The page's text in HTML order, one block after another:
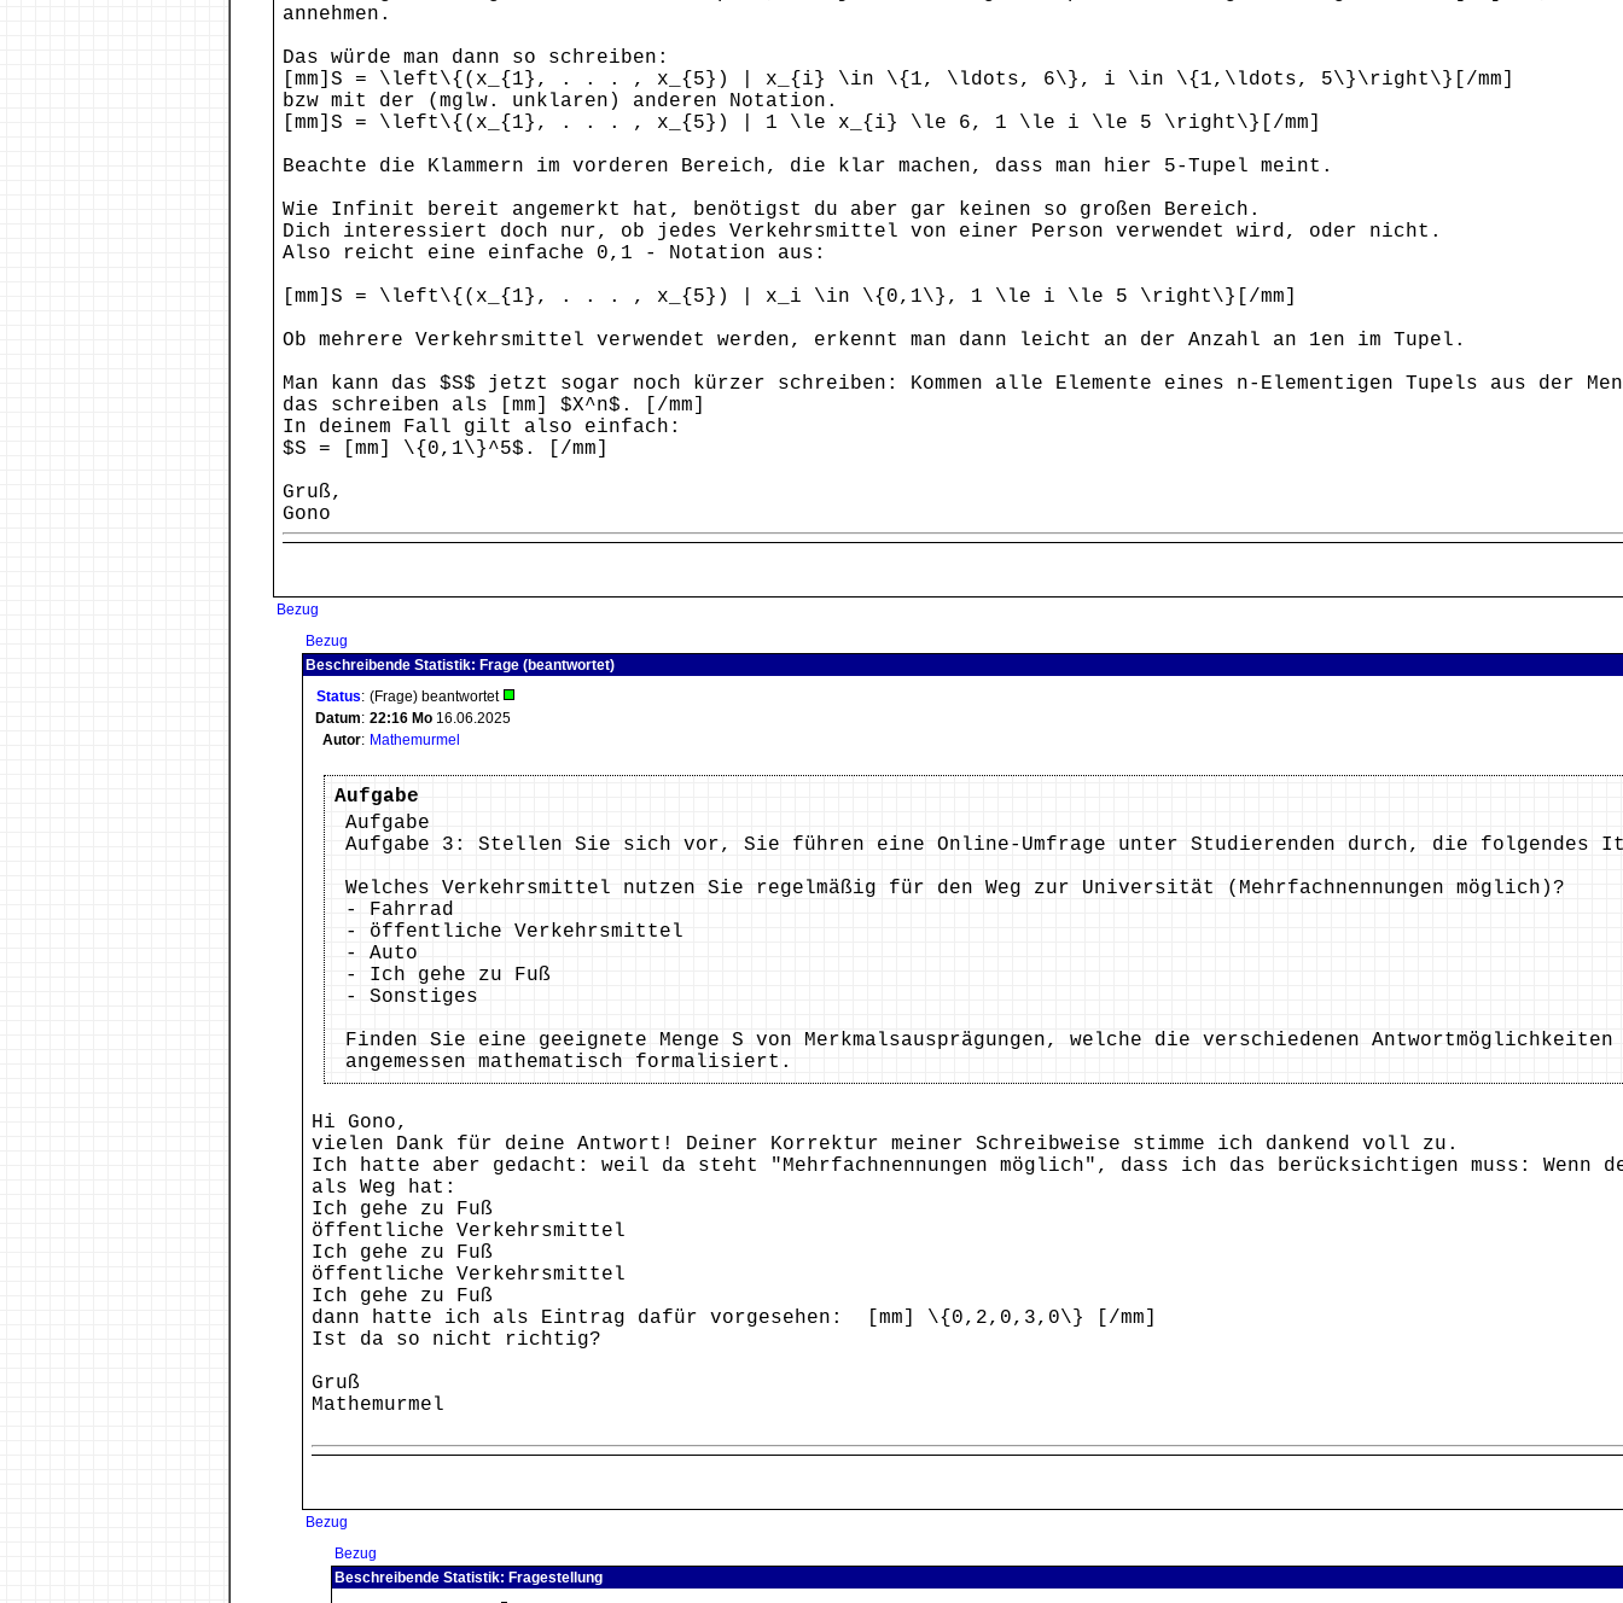
annehmen.
Das würde man dann so schreiben:
[mm]S = \left\{(x_{1}, . . . , x_{5}) | x_{i} \in \{1, \ldots, 6\}, i \in \{1,\ldots, 5\}\right\}[/mm]
bzw mit der (mglw. unklaren) anderen Notation.
[mm]S = \left\{(x_{1}, . . . , x_{5}) | 1 \le x_{i} \le 6, 1 \le i \le 5 \right\}[/mm]
Beachte die Klammern im vorderen Bereich, die klar machen, dass man hier 5-Tupel meint.
Wie Infinit bereit angemerkt hat, benötigst du aber gar keinen so großen Bereich.
Dich interessiert doch nur, ob jedes Verkehrsmittel von einer Person verwendet wird, oder nicht.
Also reicht eine einfache 0,1 - Notation aus:
[mm]S = \left\{(x_{1}, . . . , x_{5}) | x_i \in \{0,1\}, 1 \le i \le 5 \right\}[/mm]
Ob mehrere Verkehrsmittel verwendet werden, erkennt man dann leicht an der Anzahl an 1en im Tupel.
Man kann das $S$ jetzt sogar noch kürzer schreiben: Kommen alle Elemente eines n-Elementigen Tupels aus der
das schreiben als [mm] $X^n$. [/mm]
In deinem Fall gilt also einfach:
$S = [mm] \{0,1\}^5$. [/mm]
Gruß,
Gono
Bezug
Bezug
Beschreibende Statistik: Frage (beantwortet)
Status: (Frage) beantwortet
Datum: 22:16 Mo 16.06.2025
Autor: Mathemurmel
Aufgabe
Aufgabe
Aufgabe 3: Stellen Sie sich vor, Sie führen eine Online-Umfrage unter Studierenden durch, die folgendes
Welches Verkehrsmittel nutzen Sie regelmäßig für den Weg zur Universität (Mehrfachnennungen möglich)?
- Fahrrad
- öffentliche Verkehrsmittel
- Auto
- Ich gehe zu Fuß
- Sonstiges
Finden Sie eine geeignete Menge S von Merkmalsausprägungen, welche die verschiedenen
angemessen mathematisch formalisiert.
Hi Gono,
vielen Dank für deine Antwort! Deiner Korrektur meiner Schreibweise stimme ich dankend voll zu.
Ich hatte aber gedacht: weil da steht "Mehrfachnennungen möglich", dass ich das berücksichtigen muss: Wenn
als Weg hat:
Ich gehe zu Fuß
öffentliche Verkehrsmittel
Ich gehe zu Fuß
öffentliche Verkehrsmittel
Ich gehe zu Fuß
dann hatte ich als Eintrag dafür vorgesehen: [mm] \{0,2,0,3,0\} [/mm]
Ist da so nicht richtig?
Gruß
Mathemurmel
Bezug
Bezug
Beschreibende Statistik: Fragestellung